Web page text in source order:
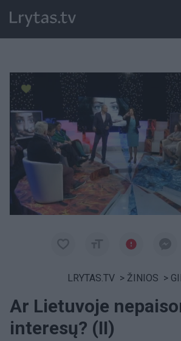
Paremkite Ukrainą
LRYTAS.TV > ŽINIOS >
Ar Lietuvoje
interesų? (II)